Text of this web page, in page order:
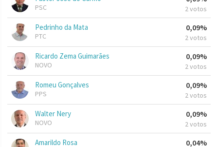
PSC 2 votos
Pedrinho da Mata
PTC
0,09%
2 votos
Ricardo Zema Guimarães
NOVO
0,09%
2 votos
Romeu Gonçalves
PPS
0,09%
2 votos
Walter Nery
NOVO
0,09%
2 votos
Amarildo Rosa 0,04%